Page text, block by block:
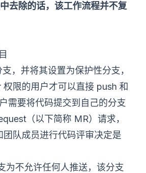
去除的话，该工作流程并不复
，并将其设置为保护性分支，
限的用户才可以直接 push 和
需要将代码提交到自己的分支
（以下简称 MR）请求，
队成员进行代码评审决定是
为不允许任何人推送，该分支